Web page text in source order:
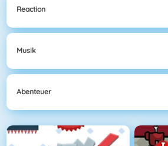
Reaction
Musik
Abenteuer